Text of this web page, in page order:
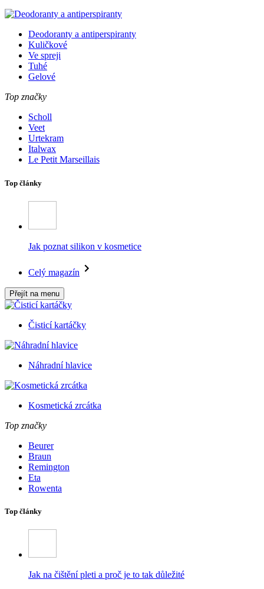
Deodoranty a antiperspiranty
Kuličkové
Ve spreji
Tuhé
Gelové
Top značky
Scholl
Veet
Urtekram
Italwax
Le Petit Marseillais
Top články
Jak poznat silikon v kosmetice
Celý magazín
Přejít na menu
Čisticí kartáčky
Náhradní hlavice
Kosmetická zrcátka
Top značky
Beurer
Braun
Remington
Eta
Rowenta
Top články
Jak na čištění pleti a proč je to tak důležité